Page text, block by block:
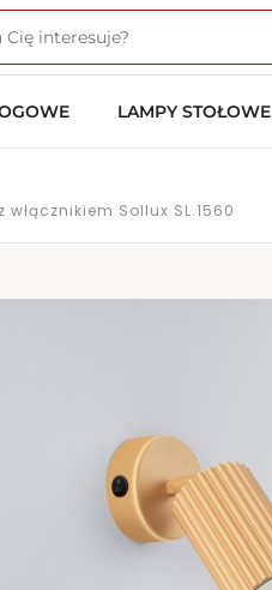
LAMPY STOŁOWE
włącznikiem Sollux SL.1560